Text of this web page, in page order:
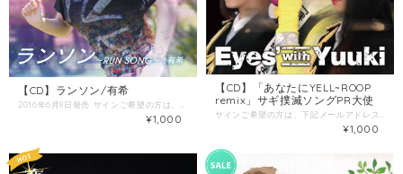
【CD】ランソン/有希
2016年6月8日発売 サインご希望の方は、下記メールアドレスまで別途ご依頼ください。 その場合、発送まで少しお時間をいただきます。 複数枚のご購入の場合は、送料は合計されます。 沢山のご注文の場合、ご相談ください。 お問い合わせ
¥1,000
【CD】「あなたにYELL~ROOP
remix」サギ撲滅ソングPR大使
¥1,000